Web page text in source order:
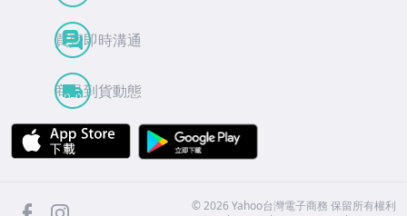
買賣即時溝通
商品到貨動態
APP Store
facebook ©2026 Yahoo台灣電子商務 保留所有權利